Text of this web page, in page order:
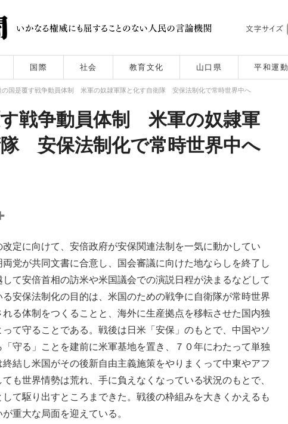
国際 社会 教育文化 山口県 平和運動
の国是覆す戦争動員体制 米軍の奴隷軍隊と化す自衛隊 安保法制化で常時世界中へ
戦争動員体制 米軍の奴隷軍
安保法制化で常時世界中へ
定に向けて、安倍政府が安保関連法制を一気に動かしてい
党が共同文書に合意し、国会審議に向けた地ならしを終了し
て安倍首相の訪米や米国議会での演説日程が決まるなどして
安保法制化の目的は、米国のための戦争に自衛隊が常時世界
る体制をつくることと、海外に生産拠点を移転させた国内独
て守ることである。戦後は日米「安保」のもとで、中国やソ
守る」ことを建前に米軍基地を置き、７０年にわたって単独
結し米国がその後新自由主義施策をやりまくって中東やアフ
も世界情勢は荒れ、手に負えなくなっている状況のもとで、
て駆り出すところまできた。戦後の枠組みを大きくかえるも
重大な局面を迎えている。